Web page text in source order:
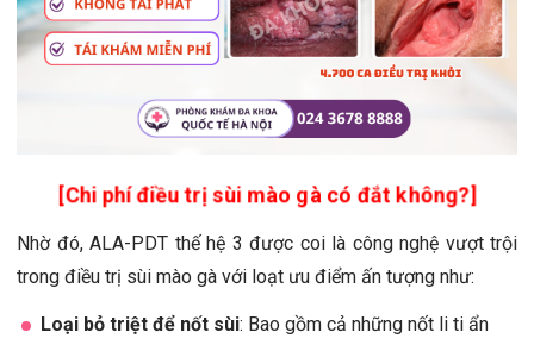
[Chi phí điều trị sùi mào gà có đắt không?]
Nhờ đó, ALA-PDT thế hệ 3 được coi là công nghệ vượt trội
trong điều trị sùi mào gà với loạt ưu điểm ấn tượng như:
Loại bỏ triệt để nốt sùi: Bao gồm cả những nốt li ti ẩn